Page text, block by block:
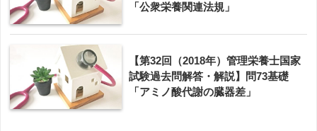
「公衆栄養関連法規」
【第32回（2018年）管理栄養士国家
試験過去問解答・解説】問73基礎
「アミノ酸代謝の臓器差」